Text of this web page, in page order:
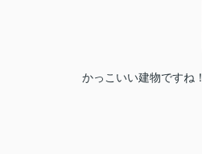
かっこいい建物ですね！